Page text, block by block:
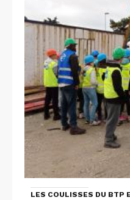
LES COULISSES DU BTP